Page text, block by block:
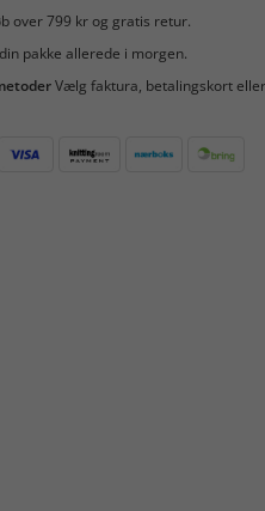
over 799 kr og gratis retur.
pakke allerede i morgen.
Vælg faktura, betalingskort eller